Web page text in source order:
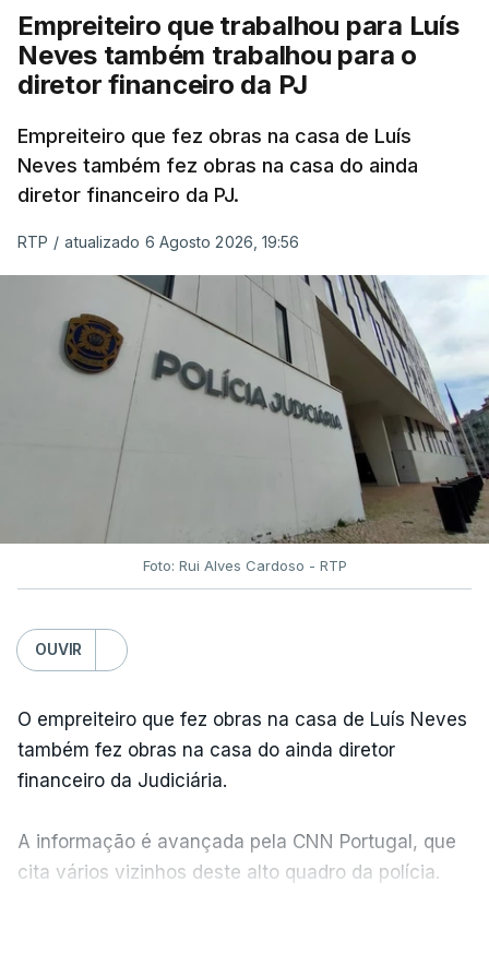
Empreiteiro que trabalhou para Luís
Neves também trabalhou para o
diretor financeiro da PJ
Empreiteiro que fez obras na casa de Luís
Neves também fez obras na casa do ainda
diretor financeiro da PJ.
RTP / atualizado 6 Agosto 2026, 19:56
Foto: Rui Alves Cardoso - RTP
OUVIR
O empreiteiro que fez obras na casa de Luís Neves
também fez obras na casa do ainda diretor
financeiro da Judiciária.
A informação é avançada pela CNN Portugal, que
cita vários vizinhos deste alto quadro da polícia.